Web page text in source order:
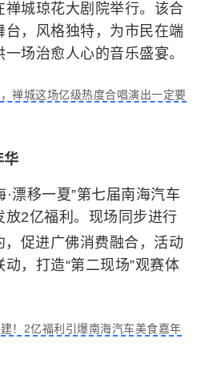
禅城琼花大剧院举行。该合
台，风格独特，为市民在端
场治愈人心的音乐盛宴。
禅城这场亿级热度合唱演出一定要
华
·漂移一夏”第七届南海汽车
放2亿福利。现场同步进行
，促进广佛消费融合，活动
，打造“第二现场”观赛体
！2亿福利引爆南海汽车美食嘉年